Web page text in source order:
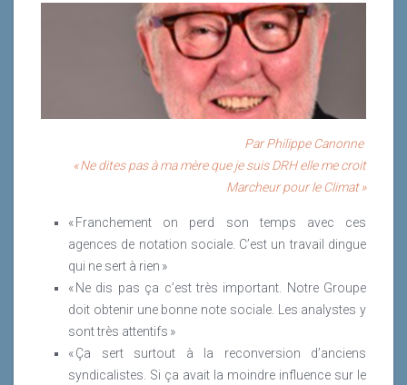
Par Philippe Canonne
« Ne dites pas à ma mère que je suis DRH elle me croit
Marcheur pour le Climat »
« Franchement on perd son temps avec ces
agences de notation sociale. C’est un travail dingue
qui ne sert à rien »
« Ne dis pas ça c’est très important. Notre Groupe
doit obtenir une bonne note sociale. Les analystes y
sont très attentifs »
« Ça sert surtout à la reconversion d’anciens
syndicalistes. Si ça avait la moindre influence sur le